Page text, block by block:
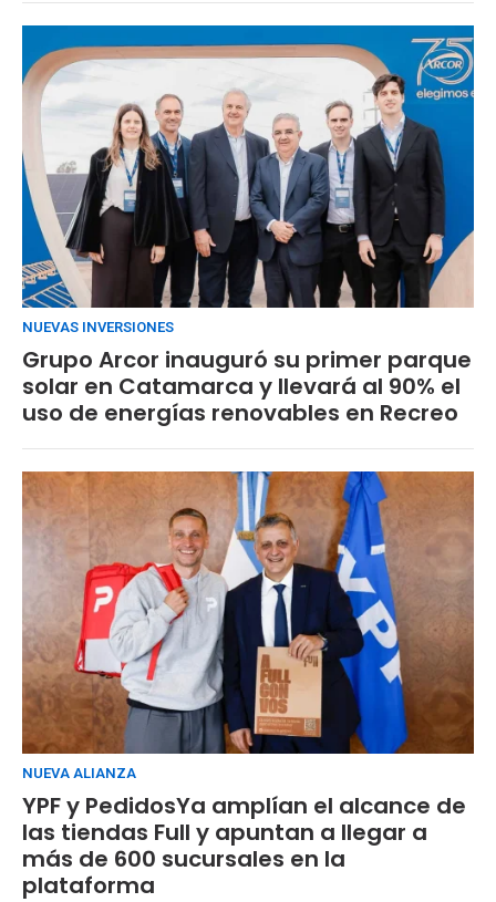
NUEVAS INVERSIONES
Grupo Arcor inauguró su primer parque
solar en Catamarca y llevará al 90% el
uso de energías renovables en Recreo
NUEVA ALIANZA
YPF y PedidosYa amplían el alcance de
las tiendas Full y apuntan a llegar a
más de 600 sucursales en la
plataforma